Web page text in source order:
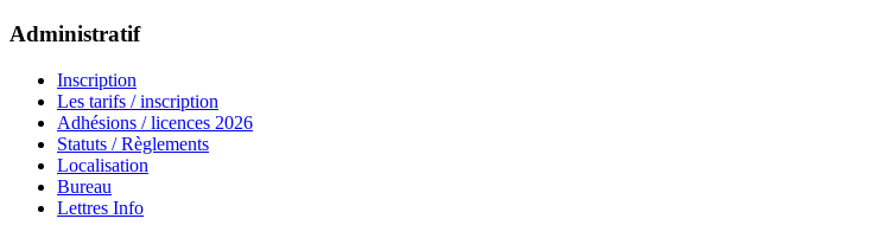
Administratif
Inscription
Les tarifs / inscription
Adhésions / licences 2026
Statuts / Règlements
Localisation
Bureau
Lettres Info